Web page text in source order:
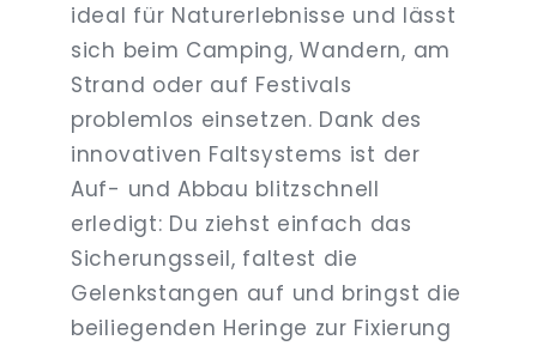
ideal für Naturerlebnisse und lässt
sich beim Camping, Wandern, am
Strand oder auf Festivals
problemlos einsetzen. Dank des
innovativen Faltsystems ist der
Auf- und Abbau blitzschnell
erledigt: Du ziehst einfach das
Sicherungsseil, faltest die
Gelenkstangen auf und bringst die
beiliegenden Heringe zur Fixierung